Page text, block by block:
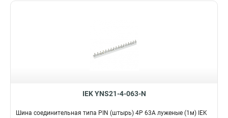
IEK YNS21-4-063-N
Шина соединительная типа PIN (штырь) 4P 63А луженые (1м) IEK